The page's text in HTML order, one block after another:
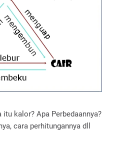
kalor? Apa Perbedaannya?
cara perhitungannya dll